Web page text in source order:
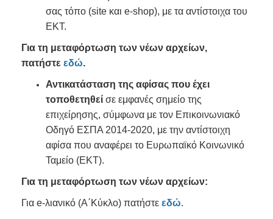
σας τόπο (site και e-shop), με τα αντίστοιχα του
ΕΚT.
Για τη μεταφόρτωση των νέων αρχείων,
πατήστε εδώ.
Αντικατάσταση της αφίσας που έχει
τοποθετηθεί σε εμφανές σημείο της
επιχείρησης, σύμφωνα με τον Επικοινωνιακό
Οδηγό ΕΣΠΑ 2014-2020, με την αντίστοιχη
αφίσα που αναφέρει το Ευρωπαϊκό Κοινωνικό
Ταμείο (ΕΚΤ).
Για τη μεταφόρτωση των νέων αρχείων:
Για e-λιανικό (Α΄Κύκλο) πατήστε εδώ.